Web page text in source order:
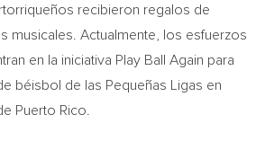
recibieron regalos de
musicales. Actualmente, los esfuerzos
en la iniciativa Play Ball Again para
béisbol de las Pequeñas Ligas en
Puerto Rico